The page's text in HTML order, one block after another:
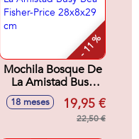
- 11 %
Mochila Bosque De
La Amistad Busy
Bea Fisher-Price
28x8x29 cm
18 meses 19,95 €
22,50 €